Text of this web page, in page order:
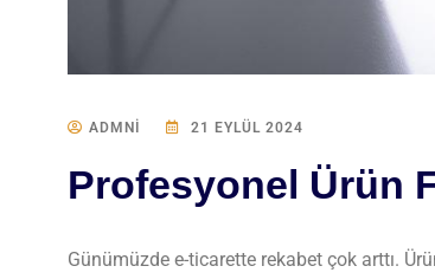
ADMNI 21 EYLÜL 2024
Profesyonel Ürün
Günümüzde e-ticarette rekabet çok arttı.